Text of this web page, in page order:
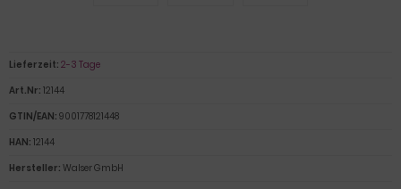
Lieferzeit: 2-3 Tage
Art.Nr: 12144
GTIN/EAN: 9001778121448
HAN: 12144
Hersteller: Walser GmbH